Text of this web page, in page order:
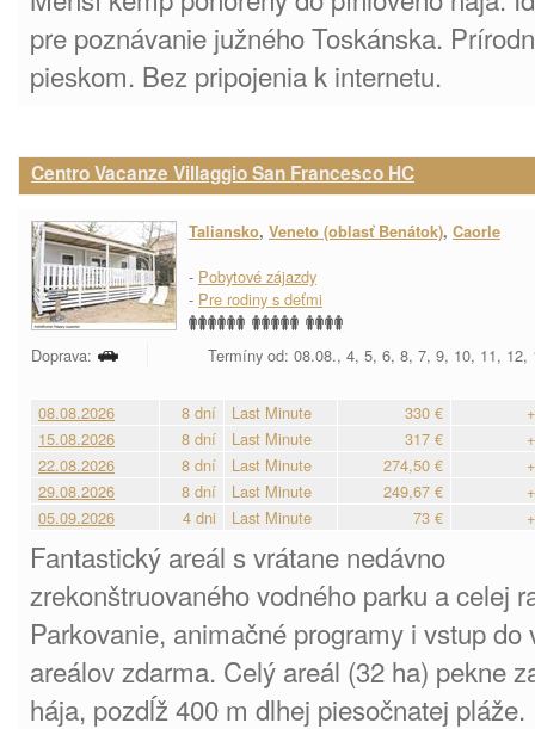
pre poznávanie južného Toskánska.
pieskom. Bez pripojenia k internetu.
Centro Vacanze Villaggio San Francesco HC
Taliansko, Veneto (oblasť Benátok), Caorle
- Pobytové zájazdy
- Pre rodiny s deťmi
Doprava: Termíny od: 08.08., 4, 5, 6, 8, 7, 9, 10, 11, 12,
08.08.2026 8 dní Last Minute 330 €
15.08.2026
8 dní Last Minute 317 €
22.08.2026
8 dní Last Minute 274,50 €
29.08.2026
8 dní Last Minute 249,67 €
05.09.2026
4 dni Last Minute 73 €
Fantastický areál s vrátane nedávno
zrekonštruovaného vodného parku a celej
Parkovanie, animačné programy i vstup
areálov zdarma. Celý areál (32 ha) pekne
hája, pozdĺž 400 m dlhej piesočnatej pláže.